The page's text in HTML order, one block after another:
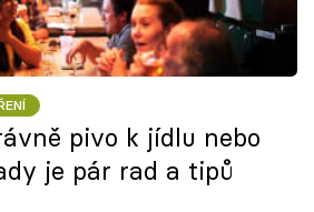
pivo k jídlu nebo
je pár rad a tipů